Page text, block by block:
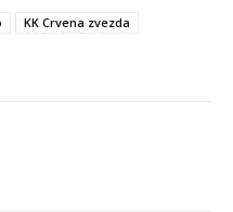
KK Crvena zvezda